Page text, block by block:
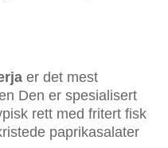
er det mest
Den er spesialisert
rett med fritert fisk
paprikasalater